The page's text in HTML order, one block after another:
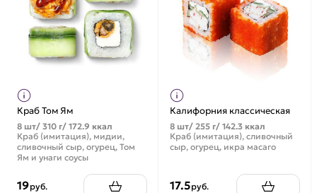
Краб Том Ям
8 шт/ 310 г/ 172.9 ккал
Краб (имитация), мидии,
сливочный сыр, огурец, Том
Ям и унаги соусы
19руб.
Калифорния классическая
8 шт/ 255 г/ 142.3 ккал
Краб (имитация), сливочный
сыр, огурец, икра масаго
17.5руб.